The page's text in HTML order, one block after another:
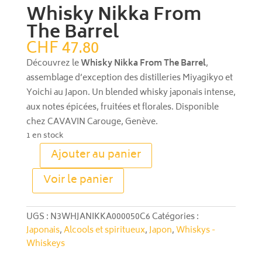
Whisky Nikka From
The Barrel
CHF47.80
Découvrez leWhisky Nikka From The Barrel,
assemblage d’exception des distilleries Miyagikyo et
Yoichi au Japon. Un blended whisky japonais intense,
aux notes épicées, fruitées et florales. Disponible
chez CAVAVIN Carouge, Genève.
1 en stock
quantité
Whisky
From
The
Barrel
Ajouter au panier
Voir le panier
A
l
e
r
UGS : N3WHJANIKKA000050C6Catégories :
Japonais,Alcools et spiritueux,Japon,Whiskys -
Whiskeys